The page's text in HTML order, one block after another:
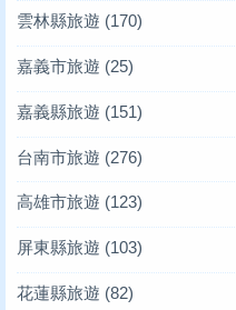
雲林縣旅遊 (170)
嘉義市旅遊 (25)
嘉義縣旅遊 (151)
台南市旅遊 (276)
高雄市旅遊 (123)
屏東縣旅遊 (103)
花蓮縣旅遊 (82)